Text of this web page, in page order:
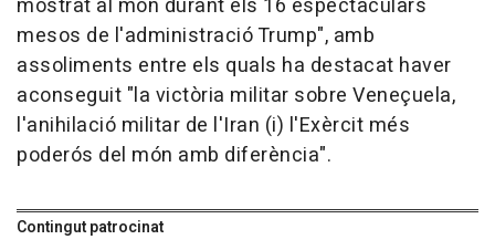
mostrat al món durant els 16 espectaculars
mesos de l'administració Trump", amb
assoliments entre els quals ha destacat haver
aconseguit "la victòria militar sobre Veneçuela,
l'anihilació militar de l'Iran (i) l'Exèrcit més
poderós del món amb diferència".
Contingut patrocinat